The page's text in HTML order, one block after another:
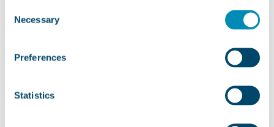
Selection
Necessary
Preferences
Statistics
E-Mail-Adresse zukünftig für Marketingzwecke nutzen dürfen.
Es gilt die der MTM ASSOCIATION e. V.